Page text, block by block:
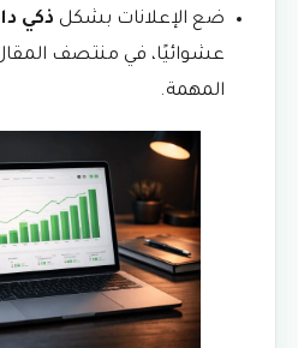
ضع الإعلانات بشكل ذكي
عشوائيًا، في منتصف
المهمة.